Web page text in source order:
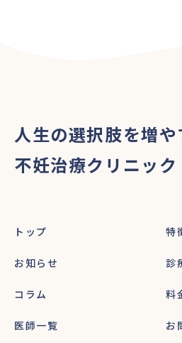
人生の選択肢を増や
不妊治療クリニック
トップ 特
お知らせ 診
コラム 料
医師一覧 お